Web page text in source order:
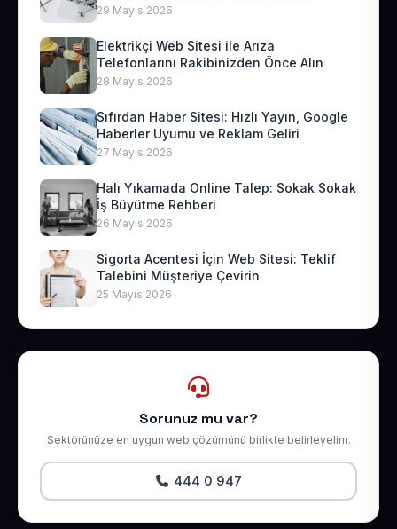
29 Mayıs 2026
Elektrikçi Web Sitesi ile Arıza
Telefonlarını Rakibinizden Önce Alın
28 Mayıs 2026
Sıfırdan Haber Sitesi: Hızlı Yayın, Google
Haberler Uyumu ve Reklam Geliri
27 Mayıs 2026
Halı Yıkamada Online Talep: Sokak Sokak
İş Büyütme Rehberi
26 Mayıs 2026
Sigorta Acentesi İçin Web Sitesi: Teklif
Talebini Müşteriye Çevirin
25 Mayıs 2026
Sorunuz mu var?
Sektörünüze en uygun web çözümünü birlikte belirleyelim.
444 0 947